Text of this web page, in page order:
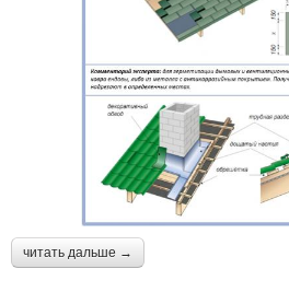
читать дальше →